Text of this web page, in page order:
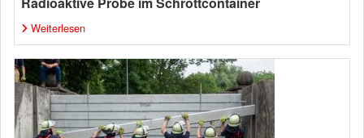
Weiterlesen